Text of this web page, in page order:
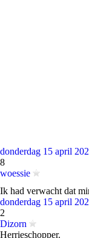
donderdag 15 april
8
woessie
Ik had verwacht dat
donderdag 15 april
2
Dizorn
Herrieschopper.